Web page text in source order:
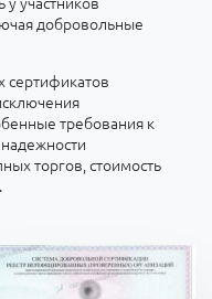
добровольные
сертификатов
требования к
торгов, стоимость